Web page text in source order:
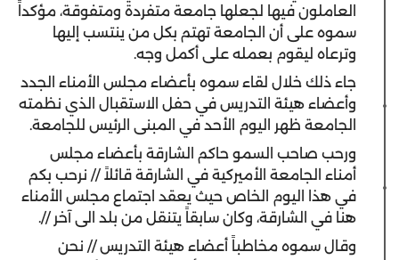
العاملون فيها لجعلها جامعة متفردة ومتفوقة، مؤكداً
سموه على أن الجامعة تهتم بكل من ينتسب إليها
وترعاه ليقوم بعمله على أكمل وجه.
جاء ذلك خلال لقاء سموه بأعضاء مجلس الأمناء الجدد
وأعضاء هيئة التدريس في حفل الاستقبال الذي نظمته
الجامعة ظهر اليوم الأحد في المبنى الرئيس للجامعة.
ورحب صاحب السمو حاكم الشارقة بأعضاء مجلس
أمناء الجامعة الأميركية في الشارقة قائلاً // نرحب بكم
في هذا اليوم الخاص حيث يعقد اجتماع مجلس الأمناء
هنا في الشارقة، وكان سابقاً يتنقل من بلد الى آخر //.
وقال سموه مخاطباً أعضاء هيئة التدريس // نحن